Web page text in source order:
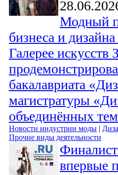
Модный
бизнеса и
Галерее
бакалавриата
магистратуры
объединённых
Новости индустрии моды |
Прочие виды деятельности
впервые